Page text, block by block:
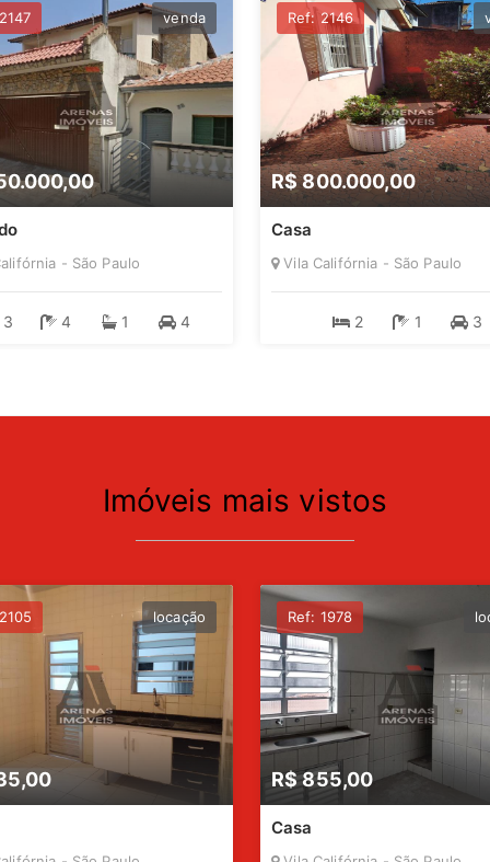
venda
- São Paulo
4 1 4
R$ 800.000,00
Ref: 2146
Casa
Vila Califórnia - São Paulo
2 1 3
Imóveis mais vistos
locação
R$ 855,00
Ref: 1978
Casa